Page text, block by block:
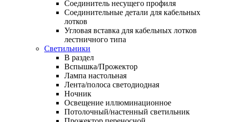
Соединитель несущего профиля
Соединительные детали для кабельных
лотков
Угловая вставка для кабельных лотков
лестничного типа
Светильники
В раздел
Вспышка/Прожектор
Лампа настольная
Лента/полоса светодиодная
Ночник
Освещение иллюминационное
Потолочный/настенный светильник